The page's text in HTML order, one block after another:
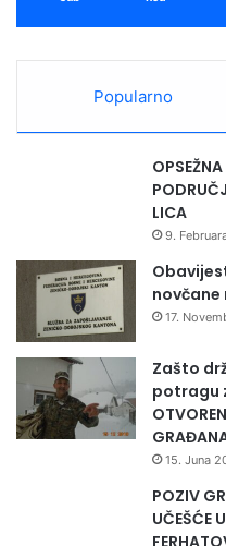
Popularno
LICA
9.
novčane
17.
Zašto
potragu
15. Juna
POZIV
UČEŠĆE